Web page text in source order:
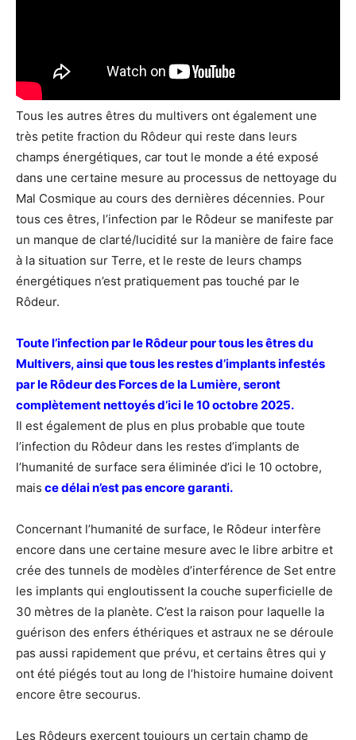
Tous les autres êtres du multivers ont également une
très petite fraction du Rôdeur qui reste dans leurs
champs énergétiques, car tout le monde a été exposé
dans une certaine mesure au processus de nettoyage du
Mal Cosmique au cours des dernières décennies. Pour
tous ces êtres, l’infection par le Rôdeur se manifeste par
un manque de clarté/lucidité sur la manière de faire face
à la situation sur Terre, et le reste de leurs champs
énergétiques n’est pratiquement pas touché par le
Rôdeur.
Toute l’infection par le Rôdeur pour tous les êtres du
Multivers, ainsi que tous les restes d’implants infestés
par le Rôdeur des Forces de la Lumière, seront
complètement nettoyés d’ici le 10 octobre 2025.
Il est également de plus en plus probable que toute
l’infection du Rôdeur dans les restes d’implants de
l’humanité de surface sera éliminée d’ici le 10 octobre,
mais ce délai n’est pas encore garanti.
Concernant l’humanité de surface, le Rôdeur interfère
encore dans une certaine mesure avec le libre arbitre et
crée des tunnels de modèles d’interférence de Set entre
les implants qui engloutissent la couche superficielle de
30 mètres de la planète. C’est la raison pour laquelle la
guérison des enfers éthériques et astraux ne se déroule
pas aussi rapidement que prévu, et certains êtres qui y
ont été piégés tout au long de l’histoire humaine doivent
encore être secourus.
Les Rôdeurs exercent toujours un certain champ de